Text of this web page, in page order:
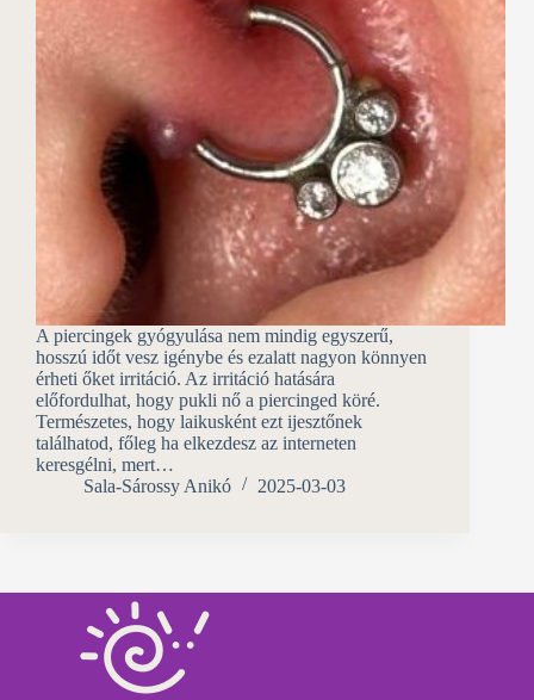
A piercingek gyógyulása nem mindig egyszerű,
hosszú időt vesz igénybe és ezalatt nagyon könnyen
érheti őket irritáció. Az irritáció hatására
előfordulhat, hogy pukli nő a piercinged köré.
Természetes, hogy laikusként ezt ijesztőnek
találhatod, főleg ha elkezdesz az interneten
keresgélni, mert…
Sala-Sárossy Anikó
2025-03-03